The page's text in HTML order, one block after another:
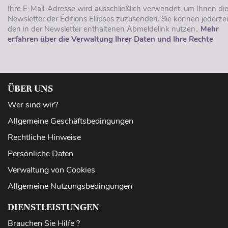
Ihre E-Mail-Adresse wird ausschließlich verwendet, um Ihnen die
Newsletter der Éditions Ellipses zuzusenden. Sie können
den in der Newsletter enthaltenen Abmeldelink nutzen.. Mehr
erfahren über die Verwaltung Ihrer Daten und Ihre Rechte
ÜBER UNS
Wer sind wir?
Allgemeine Geschäftsbedingungen
Rechtliche Hinweise
Persönliche Daten
Verwaltung von Cookies
Allgemeine Nutzungsbedingungen
DIENSTLEISTUNGEN
Brauchen Sie Hilfe ?